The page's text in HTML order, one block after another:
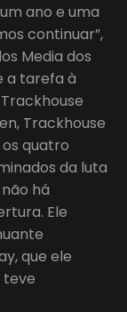
ano e uma
continuar”,
Media dos
a tarefa à
Trackhouse
quatro
da luta
há
Ele
que ele
teve